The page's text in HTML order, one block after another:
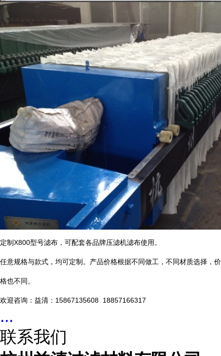
定制X800型号滤布，可配套各品牌压滤机滤布使用。
任意规格与款式，均可定制。产品价格根据不同做工，不同材质选择，价
格也不同。
欢迎咨询：益清：15867135608 18857166317
...
联系我们